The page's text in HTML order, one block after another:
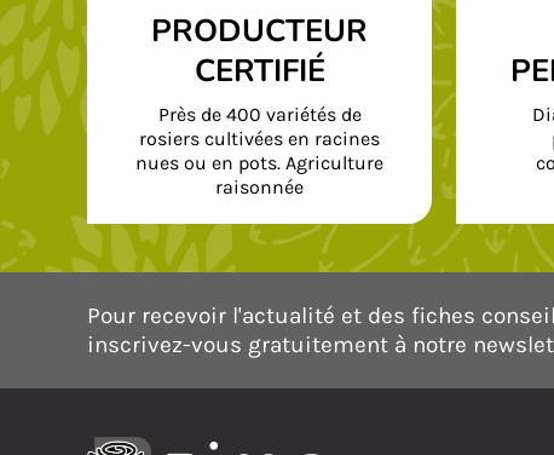
PRODUCTEUR
CERTIFIÉ
Près de 400 variétés de
rosiers cultivées en racines
nues ou en pots. Agriculture
raisonnée
Pour recevoir l'actualité et des fiches
inscrivez-vous gratuitement à notre